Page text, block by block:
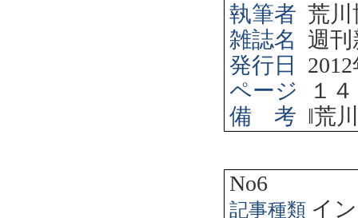
執筆者 荒川
雑誌名
週刊
発行日
2012
ページ
１
備 考 ‖荒
No6
記事種類 イ